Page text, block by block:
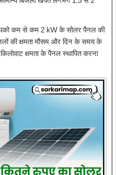
कम से कम 2 kW के सोलर पैनल की
की क्षमता मौसम और दिन के समय के
क्षमता के पैनल स्थापित करना